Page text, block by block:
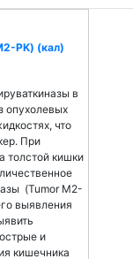
PK) (кал)
в
опухолевых
что
При
толстой кишки
(Tumor M2-
выявления
и
кишечника